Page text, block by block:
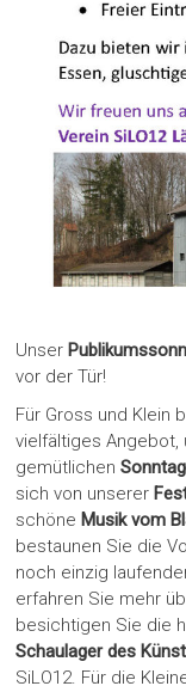
Unser
vor der Tür!
Für Gross und Klein
vielfältiges Angebot,
gemütlichen
sich von unserer
schöne Musik vom
bestaunen Sie die
noch einzig
erfahren Sie mehr
besichtigen Sie die
Schaulager des
SiLO12. Für die